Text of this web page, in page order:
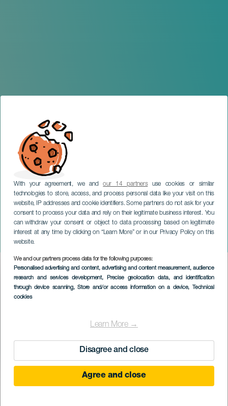
With your agreement, we andour 14 partnersuse cookies or similar
technologies to store, access, and process personal data like your visit on this
website, IP addresses and cookie identifiers. Some partners do not ask for your
consent to process your data and rely on their legitimate business interest. You
can withdraw your consent or object to data processing based on legitimate
interest at any time by clicking on “Learn More” or in our Privacy Policy on this
website.
We and our partners process data for the following purposes:
Personalised advertising and content, advertising and content measurement, audience
research and services development, Precise geolocation data, and identification
through device scanning, Store and/or access information on a device, Technical
cookies
Learn More →
Disagree and close
Agree and close
Ragoût traditionnel
TENERIFE
Imagen
Listado
Localidad
La Florida